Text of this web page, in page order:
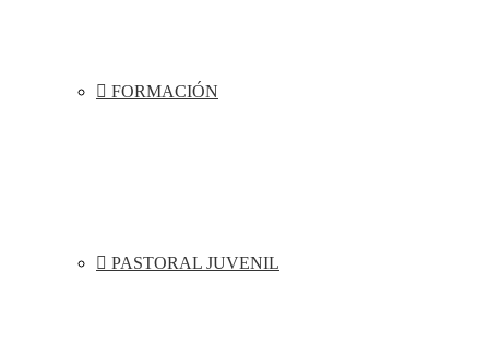
FORMACIÓN
PASTORAL JUVENIL